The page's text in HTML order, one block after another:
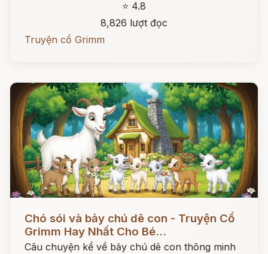
⭐ 4.8
8,826 lượt đọc
Truyện cổ Grimm
Chó sói và bảy chú dê con - Truyện Cổ
Grimm Hay Nhất Cho Bé...
Câu chuyện kể về bảy chú dê con thông minh